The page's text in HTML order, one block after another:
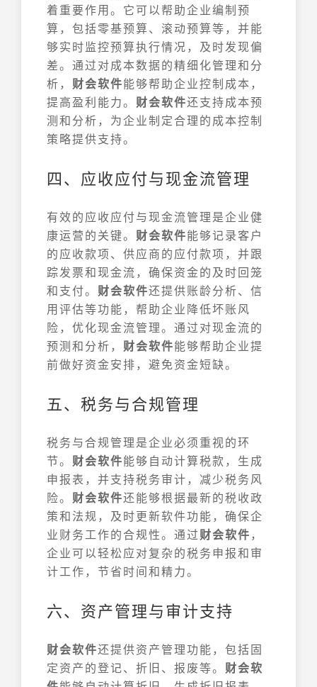
着重要作用。它可以帮助企业编制预
算，包括零基预算、滚动预算等，并能
够实时监控预算执行情况，及时发现偏
差。通过对成本数据的精细化管理和分
析， 财会软件能够帮助企业控制成本，
提高盈利能力。 财会软件还支持成本预
测和分析，为企业制定合理的成本控制
策略提供支持。
四、应收应付与现金流管理
有效的应收应付与现金流管理是企业健
康运营的关键。 财会软件能够记录客户
的应收款项、供应商的应付款项，并跟
踪发票和现金流，确保资金的及时回笼
和支付。 财会软件还提供账龄分析、信
用评估等功能，帮助企业降低坏账风
险，优化现金流管理。通过对现金流的
预测和分析， 财会软件能够帮助企业提
前做好资金安排，避免资金短缺。
五、税务与合规管理
税务与合规管理是企业必须重视的环
节。 财会软件能够自动计算税款，生成
申报表，并支持税务审计，减少税务风
险。 财会软件还能够根据最新的税收政
策和法规，及时更新软件功能，确保企
业财务工作的合规性。通过财会软件 ，
企业可以轻松应对复杂的税务申报和审
计工作，节省时间和精力。
六、资产管理与审计支持
财会软件还提供资产管理功能，包括固
定资产的登记、折旧、报废等。 财会软